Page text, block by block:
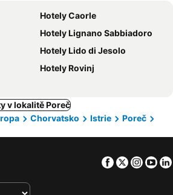
Hotely Caorle
Hotely Lignano Sabbiadoro
Hotely Lido di Jesolo
Hotely Rovinj
v lokalitě Poreč
Chorvatsko Istrie
Poreč
Facebook
Twitter